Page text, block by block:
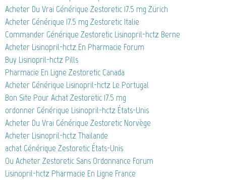
Acheter Du Vrai Générique Zestoretic 17.5 mg Zürich
Acheter Générique 17.5 mg Zestoretic Italie
Commander Générique Zestoretic Lisinopril-hctz Berne
Acheter Lisinopril-hctz En Pharmacie Forum
Buy Lisinopril-hctz Pills
Pharmacie En Ligne Zestoretic Canada
Acheter Générique Lisinopril-hctz Le Portugal
Bon Site Pour Achat Zestoretic 17.5 mg
ordonner Générique Lisinopril-hctz États-Unis
Acheter Du Vrai Générique Zestoretic Norvège
Acheter Lisinopril-hctz Thailande
achat Générique Zestoretic États-Unis
Ou Acheter Zestoretic Sans Ordonnance Forum
Lisinopril-hctz Pharmacie En Ligne France